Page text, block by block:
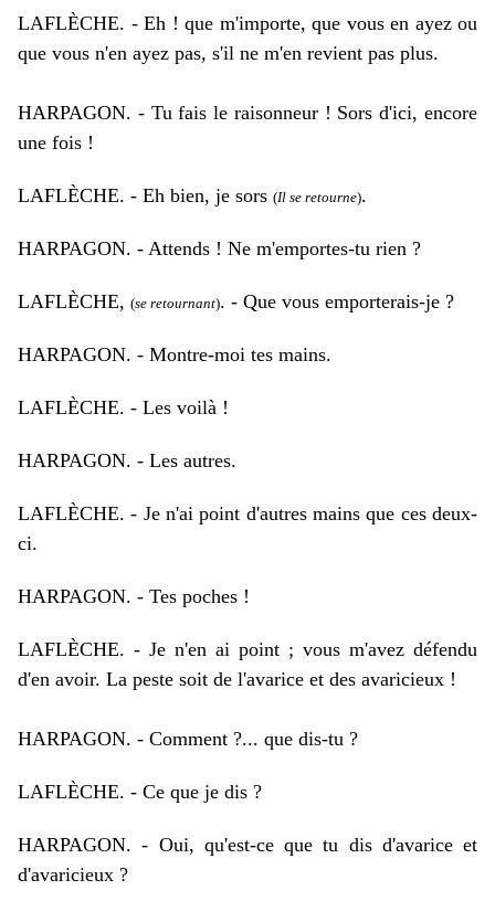
LAFLÈCHE. - Eh ! que m'importe, que vous en ayez ou
que vous n'en ayez pas, s'il ne m'en revient pas plus.
HARPAGON. - Tu fais le raisonneur ! Sors d'ici, encore
une fois !
LAFLÈCHE. - Eh bien, je sors (Il se retourne).
HARPAGON. - Attends ! Ne m'emportes-tu rien ?
LAFLÈCHE, (se retournant). - Que vous emporterais-je ?
HARPAGON. - Montre-moi tes mains.
LAFLÈCHE. - Les voilà !
HARPAGON. - Les autres.
LAFLÈCHE. - Je n'ai point d'autres mains que ces deux-
ci.
HARPAGON. - Tes poches !
LAFLÈCHE. - Je n'en ai point ; vous m'avez défendu
d'en avoir. La peste soit de l'avarice et des avaricieux !
HARPAGON. - Comment ?... que dis-tu ?
LAFLÈCHE. - Ce que je dis ?
HARPAGON. - Oui, qu'est-ce que tu dis d'avarice et
d'avaricieux ?